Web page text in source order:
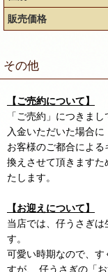
販売価格
その他
【ご売約について】
「ご売約」につきま
入金いただいた場合に
お客様のご都合によ
換えさせて頂きます
たします。
【お迎えについて】
当店では、仔うさぎ
す。
可愛い時期なので、
すが、 仔うさぎの「